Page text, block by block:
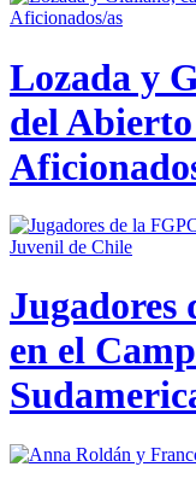
Lozada y
del
Jugadores
en el